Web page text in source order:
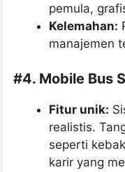
pemula,
Kelemahan:
manajemen
#4. Mobile Bus
Fitur unik:
realistis.
seperti
karir yang